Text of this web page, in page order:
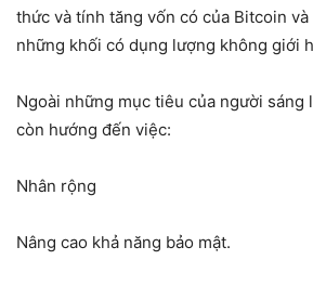
thức và tính tăng vốn có của Bitcoin và
những khối có dụng lượng không giới
Ngoài những mục tiêu của người sáng
còn hướng đến việc:
Nhân rộng
Nâng cao khả năng bảo mật.